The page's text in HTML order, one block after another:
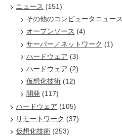
ニュース (151)
その他のコンピュータニュース
オープンソース (4)
サーバー／ネットワーク (1)
ハードウェア (3)
ハードウェア (2)
仮想化技術 (12)
開発 (117)
ハードウェア (105)
リモートワーク (37)
仮想化技術 (253)